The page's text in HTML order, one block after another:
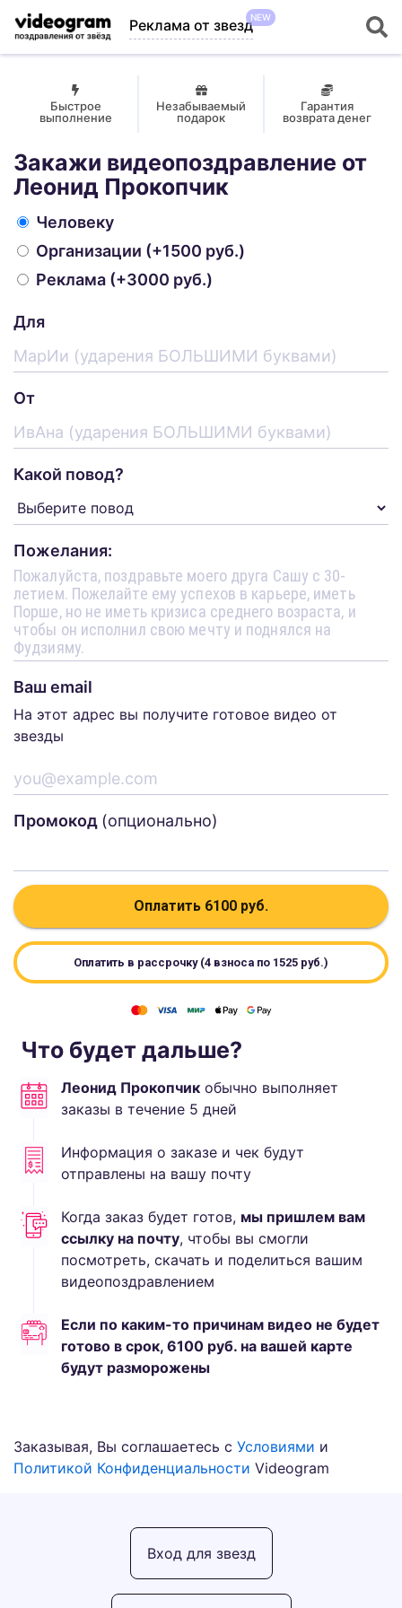
Реклама от звездNEW
Быстрое
выполнение
Незабываемый
подарок
Гарантия
возврата денег
Закажи видеопоздравление от
Леонид Прокопчик
Человеку
Организации (+1500 руб.)
Реклама (+3000 руб.)
Для
От
Какой повод?
Пожелания:
Ваш email
На этот адрес вы получите готовое видео от
звезды
Промокод (опционально)
Оплатить 6100 руб.
Оплатить в рассрочку (4 взноса по 1525 руб.)
Что будет дальше?
Леонид Прокопчик обычно выполняет
заказы в течение 5 дней
Информация о заказе и чек будут
отправлены на вашу почту
Когда заказ будет готов, мы пришлем вам
ссылку на почту, чтобы вы смогли
посмотреть, скачать и поделиться вашим
видеопоздравлением
Если по каким-то причинам видео не будет
готово в срок, 6100 руб. на вашей карте
будут разморожены
Заказывая, Вы соглашаетесь с Условиями и
Политикой Конфиденциальности Videogram
Вход для звезд